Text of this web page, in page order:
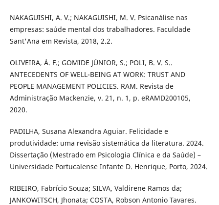
NAKAGUISHI, A. V.; NAKAGUISHI, M. V. Psicanálise nas
empresas: saúde mental dos trabalhadores. Faculdade
Sant'Ana em Revista, 2018, 2.2.
OLIVEIRA, Á. F.; GOMIDE JÚNIOR, S.; POLI, B. V. S..
ANTECEDENTS OF WELL-BEING AT WORK: TRUST AND
PEOPLE MANAGEMENT POLICIES. RAM. Revista de
Administração Mackenzie, v. 21, n. 1, p. eRAMD200105,
2020.
PADILHA, Susana Alexandra Aguiar. Felicidade e
produtividade: uma revisão sistemática da literatura. 2024.
Dissertação (Mestrado em Psicologia Clínica e da Saúde) –
Universidade Portucalense Infante D. Henrique, Porto, 2024.
RIBEIRO, Fabrício Souza; SILVA, Valdirene Ramos da;
JANKOWITSCH, Jhonata; COSTA, Robson Antonio Tavares.